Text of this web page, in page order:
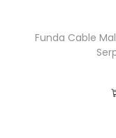
Funda Cable